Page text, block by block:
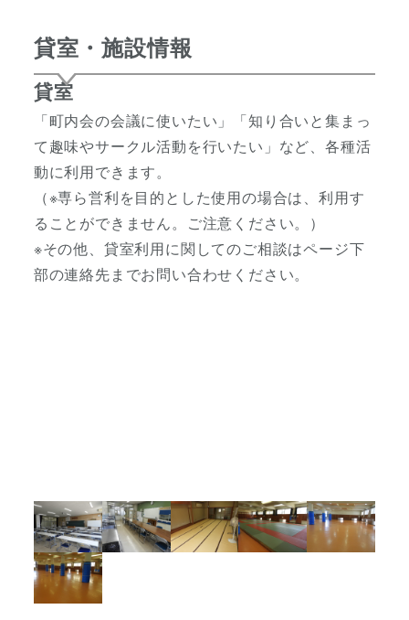
貸室・施設情報
貸室
「町内会の会議に使いたい」「知り合いと集まっ
て趣味やサークル活動を行いたい」など、各種活
動に利用できます。
（※専ら営利を目的とした使用の場合は、利用す
ることができません。ご注意ください。）
※その他、貸室利用に関してのご相談はページ下
部の連絡先までお問い合わせください。